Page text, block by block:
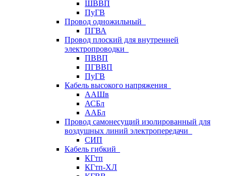
ШВВП
ПуГВ
Провод одножильный
ПГВА
Провод плоский для внутренней
электропроводки
ПВВП
ПГВВП
ПуГВ
Кабель высокого напряжения
ААШв
АСБл
ААБл
Провод самонесущий изолированный для
воздушных линий электропередачи
СИП
Кабель гибкий
КГтп
КГтп-ХЛ